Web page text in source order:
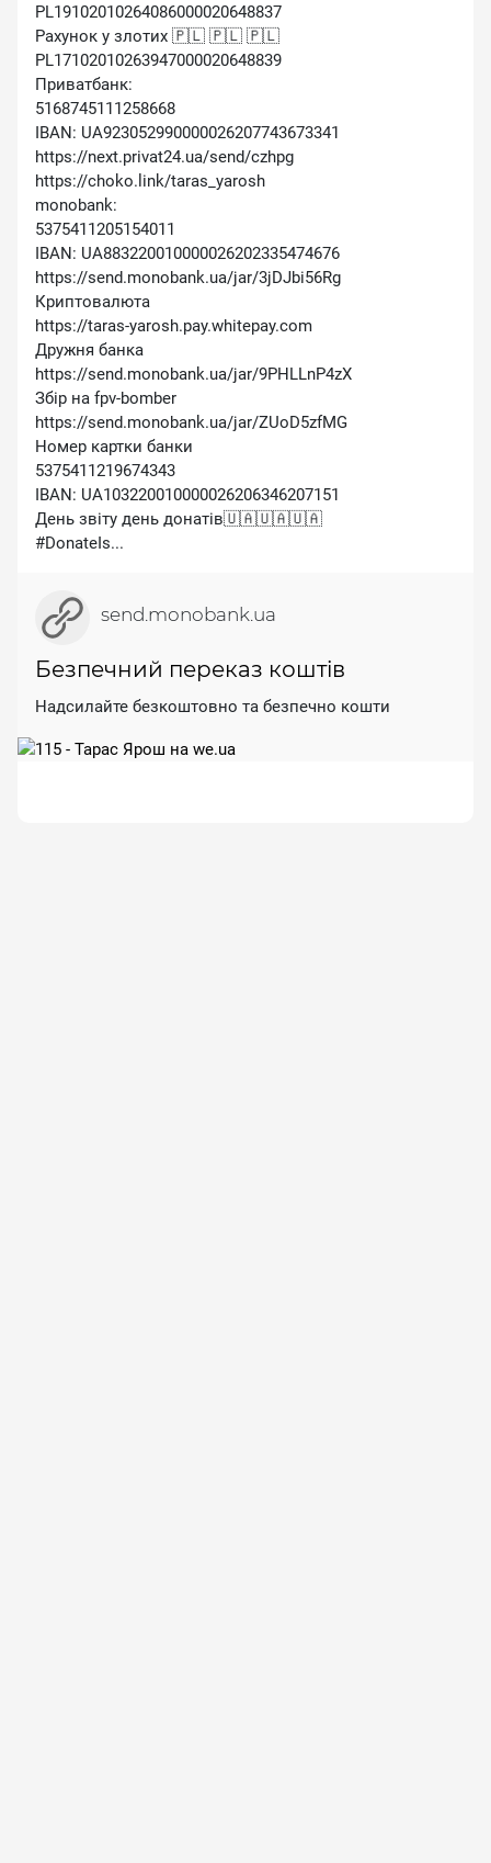
PL19102010264086000020648837
Рахунок у злотих 🇵🇱 🇵🇱 🇵🇱
PL17102010263947000020648839
Приватбанк:
5168745111258668
IBAN: UA923052990000026207743673341
https://next.privat24.ua/send/czhpg
https://choko.link/taras_yarosh
monobank:
5375411205154011
IBAN: UA883220010000026202335474676
https://send.monobank.ua/jar/3jDJbi56Rg
Криптовалюта
https://taras-yarosh.pay.whitepay.com
Дружня банка
https://send.monobank.ua/jar/9PHLLnP4zX
Збір на fpv-bomber
https://send.monobank.ua/jar/ZUoD5zfMG
Номер картки банки
5375411219674343
IBAN: UA103220010000026206346207151
День звіту день донатів🇺🇦🇺🇦🇺🇦
#DonateIs...
send.monobank.ua
Безпечний переказ коштів
Надсилайте безкоштовно та безпечно кошти